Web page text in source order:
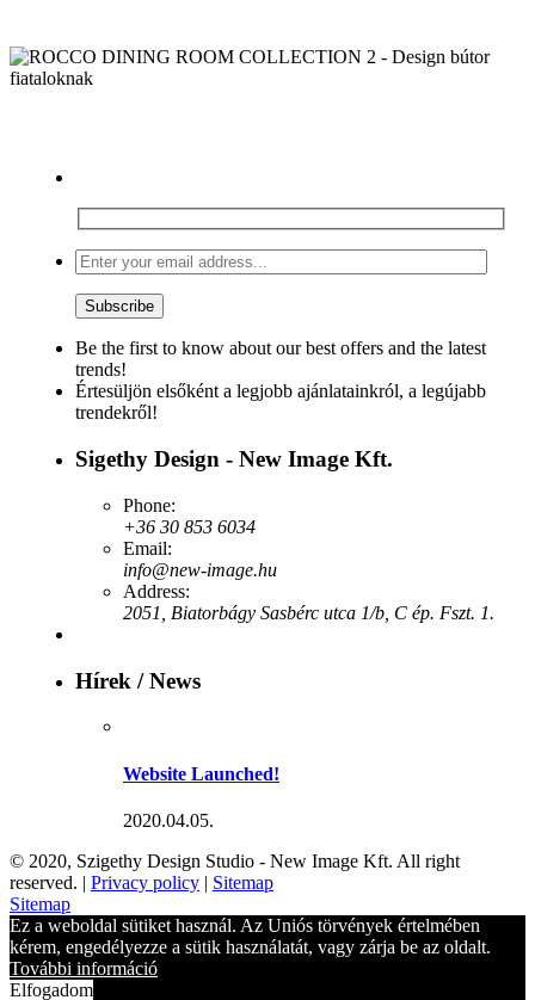
Be the first to know about our best offers and the latest
trends!
Értesüljön elsőként a legjobb ajánlatainkról, a legújabb
trendekről!
Sigethy Design - New Image Kft.
Phone:
+36 30 853 6034
Email:
info@new-image.hu
Address:
2051, Biatorbágy Sasbérc utca 1/b, C ép. Fszt. 1.
Hírek / News
Website Launched!
2020.04.05.
© 2020, Szigethy Design Studio - New Image Kft. All right
reserved. | Privacy policy | Sitemap
Sitemap
Ez a weboldal sütiket használ. Az Uniós törvények értelmében
kérem, engedélyezze a sütik használatát, vagy zárja be az oldalt.
További információ
Elfogadom